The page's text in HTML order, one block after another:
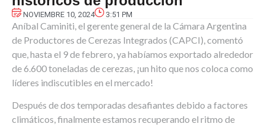
NOVIEMBRE 10, 2024 3:51 PM
Aníbal Caminiti, el gerente general de la Cámara Argentina
de Productores de Cerezas Integrados (CAPCI), comentó
que, hasta el 9 de febrero, ya habíamos exportado alrededor
de 6.600 toneladas de cerezas, ¡un hito que nos coloca como
líderes indiscutibles en el mercado!
Después de dos temporadas desafiantes debido a factores
climáticos, finalmente estamos recuperando el ritmo de